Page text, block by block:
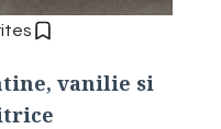
vanilie si